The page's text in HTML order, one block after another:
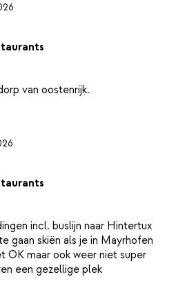
incl. buslijn naar Hintertux
gaan skiën als je in Mayrhofen
OK maar ook weer niet super